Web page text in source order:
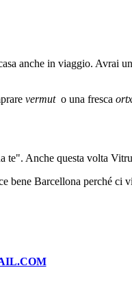
anche in viaggio. Avrai
vermuto una fresca
te". Anche questa volta
bene Barcellona perché ci